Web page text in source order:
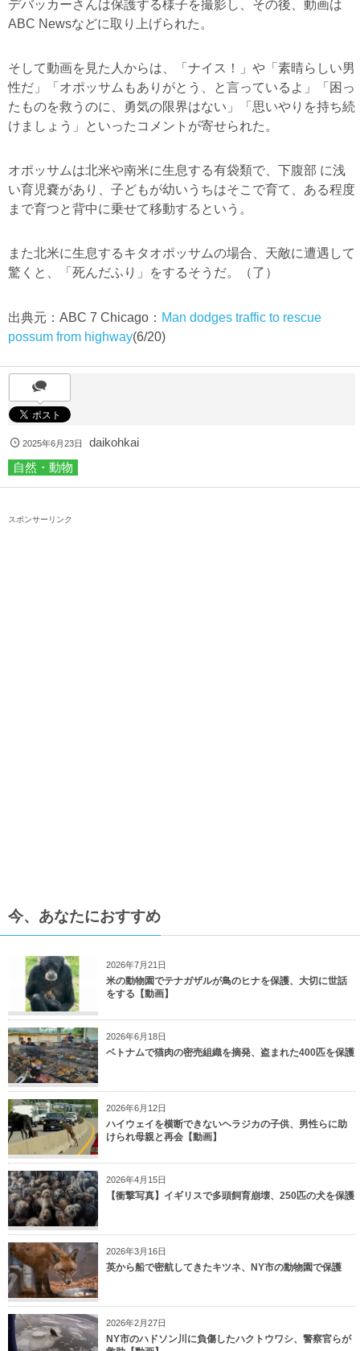
デバッカーさんは保護する様子を撮影し、その後、動画は
ABC Newsなどに取り上げられた。
そして動画を見た人からは、「ナイス！」や「素晴らしい男
性だ」「オポッサムもありがとう、と言っているよ」「困っ
たものを救うのに、勇気の限界はない」「思いやりを持ち続
けましょう」といったコメントが寄せられた。
オポッサムは北米や南米に生息する有袋類で、下腹部 に浅
い育児嚢があり、子どもが幼いうちはそこで育て、ある程度
まで育つと背中に乗せて移動するという。
また北米に生息するキタオポッサムの場合、天敵に遭遇して
驚くと、「死んだふり」をするそうだ。（了）
出典元：ABC 7 Chicago： Man dodges traffic to rescue
possum from highway(6/20)
2025年6月23日
daikohkai
自然・動物
スポンサーリンク
今、あなたにおすすめ
2026年7月21日
米の動物園でテナガザルが鳥のヒナを保護、大切に世話
をする【動画】
2026年6月18日
ベトナムで猫肉の密売組織を摘発、盗まれた400匹を保護
2026年6月12日
ハイウェイを横断できないヘラジカの子供、男性らに助
けられ母親と再会【動画】
2026年4月15日
【衝撃写真】イギリスで多頭飼育崩壊、250匹の犬を保護
2026年3月16日
英から船で密航してきたキツネ、NY市の動物園で保護
2026年2月27日
NY市のハドソン川に負傷したハクトウワシ、警察官らが